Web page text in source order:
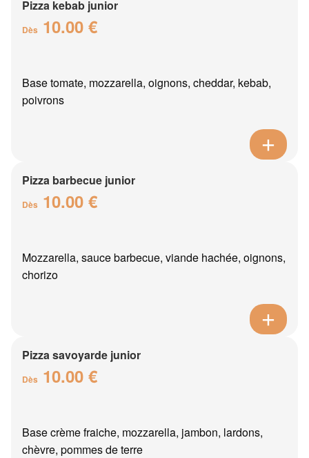
Pizza kebab junior
Dès 10.00 €
Base tomate, mozzarella, oignons, cheddar, kebab,
poivrons
Pizza barbecue junior
Dès 10.00 €
Mozzarella, sauce barbecue, viande hachée, oignons,
chorizo
Pizza savoyarde junior
Dès 10.00 €
Base crème fraiche, mozzarella, jambon, lardons,
chèvre, pommes de terre